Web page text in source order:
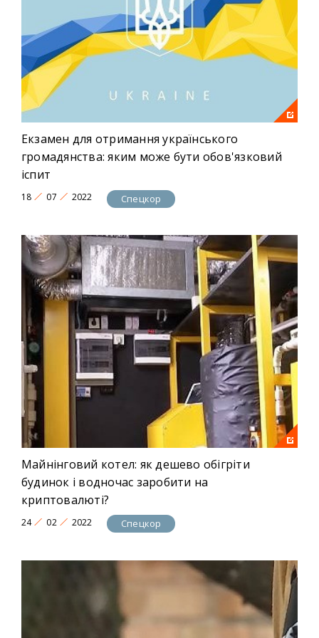
Екзамен для отримання українського
громадянства: яким може бути обов'язковий
іспит
18 07 2022 Спецкор
Майнінговий котел: як дешево обігріти
будинок і водночас заробити на
криптовалюті?
24 02 2022 Спецкор